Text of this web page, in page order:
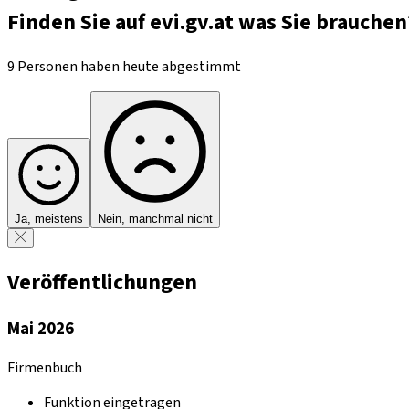
Finden Sie auf evi.gv.at was Sie
9 Personen haben heute abgestimmt
Ja, meistens Nein, manchmal nicht
Veröffentlichungen
Mai 2026
Firmenbuch
Funktion eingetragen